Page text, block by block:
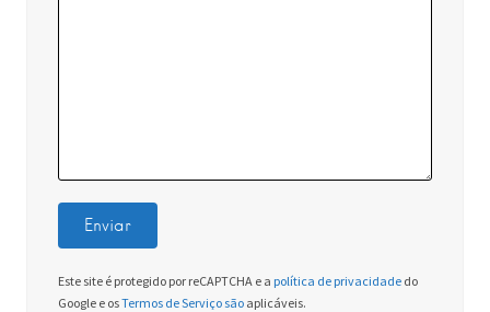
Este site é protegido por reCAPTCHA e a política de privacidade do
Google e osTermos de Serviço são aplicáveis.